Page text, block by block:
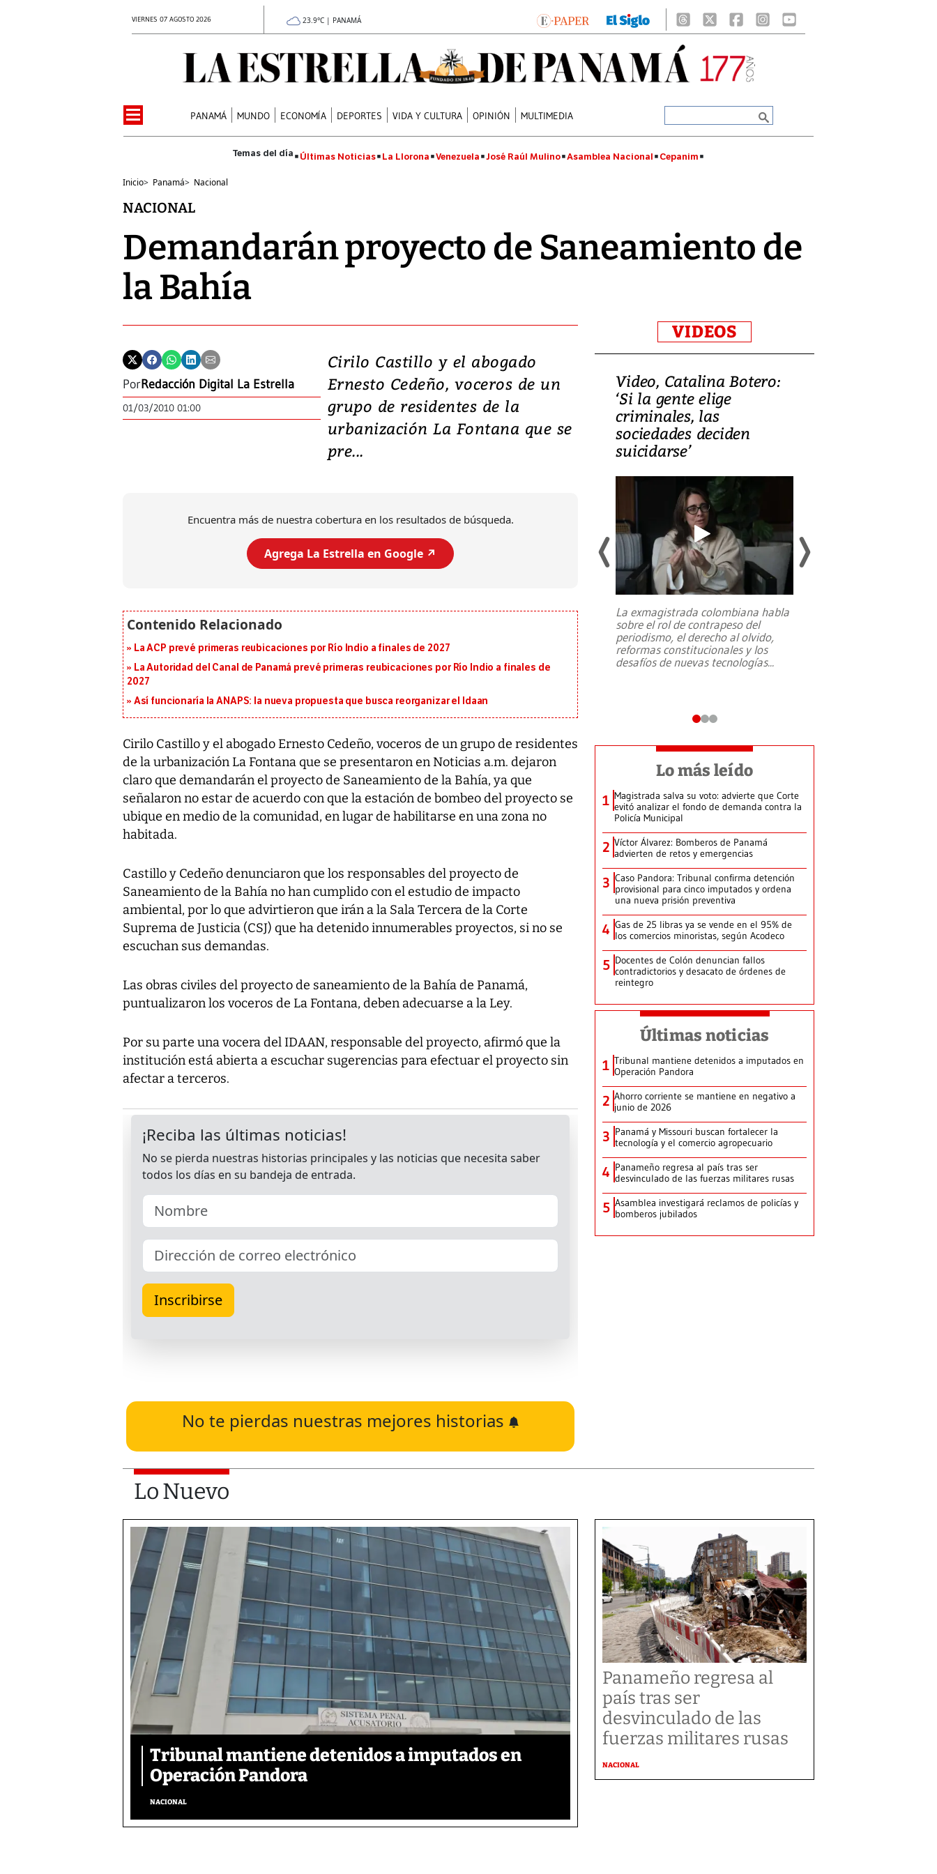
VIERNES 07 AGOSTO 2026 23.9°C | PANAMÁ
PANAMÁ MUNDO ECONOMÍA DEPORTES VIDA Y CULTURA OPINIÓN MULTIMEDIA
Últimas Noticias La Llorona Venezuela José Raúl Mulino Asamblea Nacional Cepanim
Inicio> Panamá> Nacional
NACIONAL
Demandarán proyecto de Saneamiento de
la Bahía
PorRedacción Digital La Estrella
01/03/2010 01:00
Cirilo Castillo y el abogado
Ernesto Cedeño, voceros de un
grupo de residentes de la
urbanización La Fontana que se
pre...
Encuentra más de nuestra cobertura en los resultados de búsqueda.
Agrega La Estrella en Google ↗️
La ACP prevé primeras reubicaciones por Río Indio a finales de 2027
La Autoridad del Canal de Panamá prevé primeras reubicaciones por Río Indio a finales de
2027
Así funcionaría la ANAPS: la nueva propuesta que busca reorganizar el Idaan
Cirilo Castillo y el abogado Ernesto Cedeño, voceros de un grupo de residentes
de la urbanización La Fontana que se presentaron en Noticias a.m. dejaron
claro que demandarán el proyecto de Saneamiento de la Bahía, ya que
señalaron no estar de acuerdo con que la estación de bombeo del proyecto se
ubique en medio de la comunidad, en lugar de habilitarse en una zona no
habitada.
Castillo y Cedeño denunciaron que los responsables del proyecto de
Saneamiento de la Bahía no han cumplido con el estudio de impacto
ambiental, por lo que advirtieron que irán a la Sala Tercera de la Corte
Suprema de Justicia (CSJ) que ha detenido innumerables proyectos, si no se
escuchan sus demandas.
Las obras civiles del proyecto de saneamiento de la Bahía de Panamá,
puntualizaron los voceros de La Fontana, deben adecuarse a la Ley.
Por su parte una vocera del IDAAN, responsable del proyecto, afirmó que la
institución está abierta a escuchar sugerencias para efectuar el proyecto sin
afectar a terceros.
No te pierdas nuestras mejores historias
VIDEOS
Video, Japón: Terremoto
deja heridos y graves
daños en Kumamoto
al sur de Japón, provocando una
Video, Catalina Botero:
‘Si la gente elige
criminales, las
sociedades deciden
suicidarse’
La exmagistrada colombiana habla
sobre el rol de contrapeso del
periodismo, el derecho al olvido,
reformas constitucionales y los
desafíos de nuevas tecnologías...
Lo más leído
1 Magistrada salva su voto: advierte que Corte
evitó analizar el fondo de demanda contra la
Policía Municipal
2 Víctor Álvarez: Bomberos de Panamá
advierten de retos y emergencias
3 Caso Pandora: Tribunal confirma detención
provisional para cinco imputados y ordena
una nueva prisión preventiva
4 Gas de 25 libras ya se vende en el 95% de
los comercios minoristas, según Acodeco
5 Docentes de Colón denuncian fallos
contradictorios y desacato de órdenes de
reintegro
Últimas noticias
1 Tribunal mantiene detenidos a imputados en
Operación Pandora
2 Ahorro corriente se mantiene en negativo a
junio de 2026
3 Panamá y Missouri buscan fortalecer la
tecnología y el comercio agropecuario
4 Panameño regresa al país tras ser
desvinculado de las fuerzas militares rusas
5 Asamblea investigará reclamos de policías y
bomberos jubilados
Lo Nuevo
Tribunal mantiene detenidos a imputados en
Operación Pandora
NACIONAL
Panameño regresa al
país tras ser
desvinculado de las
fuerzas militares rusas
NACIONAL